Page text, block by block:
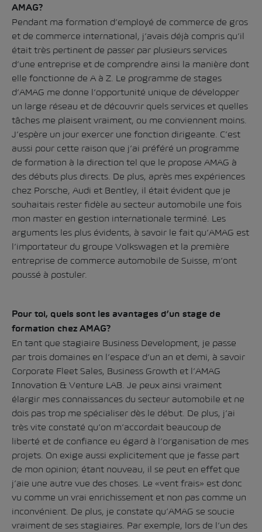
AMAG?
Pendant ma formation d’employé de commerce de gros
et de commerce international, j’avais déjà compris qu’il
était très pertinent de passer par plusieurs services
d’une entreprise et de comprendre ainsi la manière dont
elle fonctionne de A à Z. Le programme de stages
d’AMAG me donne l’opportunité unique de développer
un large réseau et de découvrir quels services et quelles
tâches me plaisent vraiment, ou me conviennent moins.
J’espère un jour exercer une fonction dirigeante. C’est
aussi pour cette raison que j’ai préféré un programme
de formation à la direction tel que le propose AMAG à
des débuts plus directs. De plus, après mes expériences
chez Porsche, Audi et Bentley, il était évident que je
souhaitais rester fidèle au secteur automobile une fois
mon master en gestion internationale terminé. Les
arguments les plus évidents, à savoir le fait qu’AMAG est
l’importateur du groupe Volkswagen et la première
entreprise de commerce automobile de Suisse, m’ont
poussé à postuler.
Pour toi, quels sont les avantages d’un stage de
formation chez AMAG?
En tant que stagiaire Business Development, je passe
par trois domaines en l’espace d’un an et demi, à savoir
Corporate Fleet Sales, Business Growth et l’AMAG
Innovation & Venture LAB. Je peux ainsi vraiment
élargir mes connaissances du secteur automobile et ne
dois pas trop me spécialiser dès le début. De plus, j’ai
très vite constaté qu’on m’accordait beaucoup de
liberté et de confiance eu égard à l’organisation de mes
projets. On exige aussi explicitement que je fasse part
de mon opinion; étant nouveau, il se peut en effet que
j’aie une autre vue des choses. Le «vent frais» est donc
vu comme un vrai enrichissement et non pas comme un
inconvénient. De plus, je constate qu’AMAG se soucie
vraiment de ses stagiaires. Par exemple, lors de l’un des